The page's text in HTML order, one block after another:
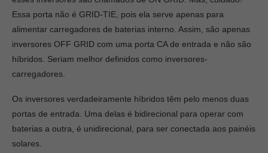
Essa porta não é GRID-TIE, pois ela serve apenas para
alimentar carregadores de baterias interno. Assim, são apenas
inversores OFF GRID com uma porta CA de entrada e não são
híbridos. Seriam melhor definidos como inversores-
carregadores.
Os inversores verdadeiramente híbridos têm pelo menos duas
portas de entrada. Uma delas é bidirecional para operar com
baterias a outra, é unidirecional, para ser conectada aos painéis
solares.